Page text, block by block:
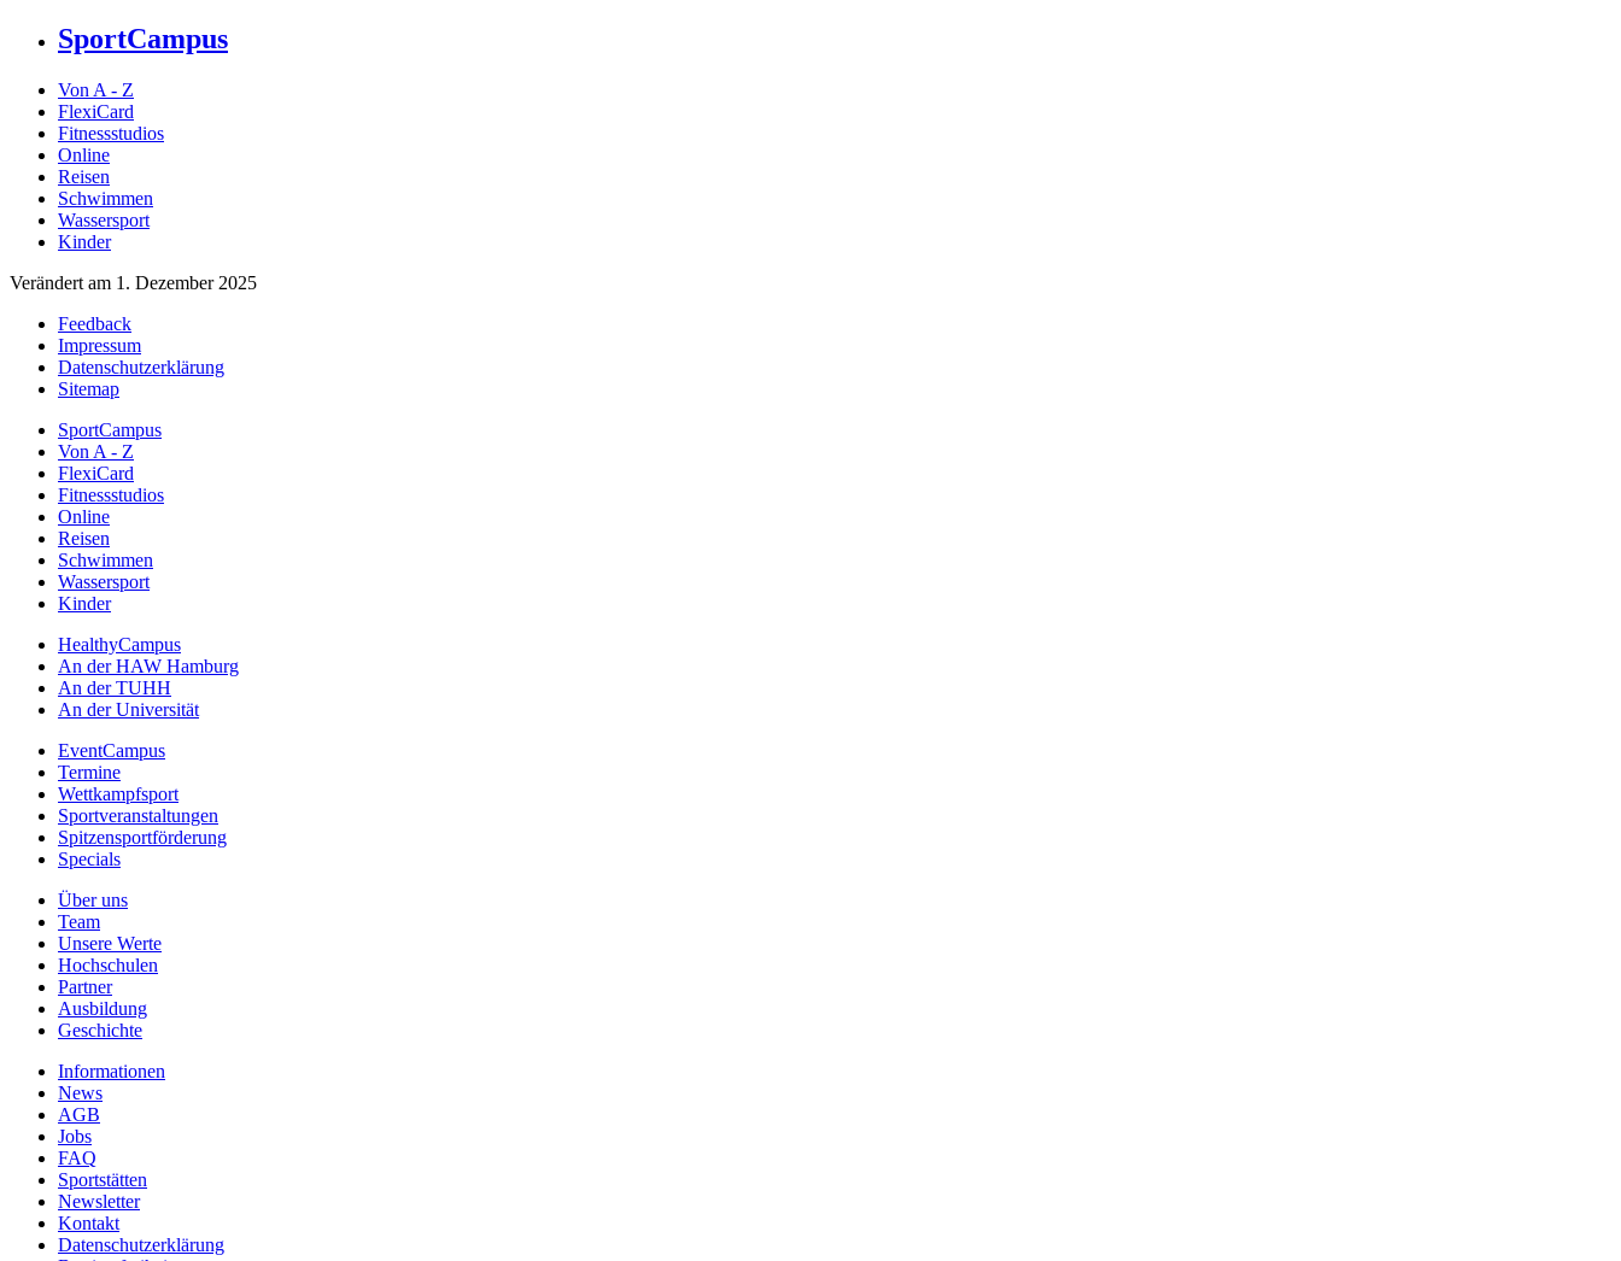
SportCampus
Von A - Z
FlexiCard
Fitnessstudios
Online
Reisen
Schwimmen
Wassersport
Kinder
Verändert am 1. Dezember 2025
Feedback
Impressum
Datenschutzerklärung
Sitemap
SportCampus
Von A - Z
FlexiCard
Fitnessstudios
Online
Reisen
Schwimmen
Wassersport
Kinder
HealthyCampus
An der HAW Hamburg
An der TUHH
An der Universität
EventCampus
Termine
Wettkampfsport
Sportveranstaltungen
Spitzensportförderung
Specials
Über uns
Team
Unsere Werte
Hochschulen
Partner
Ausbildung
Geschichte
Informationen
News
AGB
Jobs
FAQ
Sportstätten
Newsletter
Kontakt
Datenschutzerklärung